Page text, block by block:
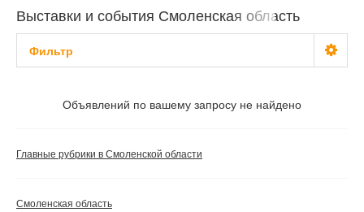
Выставки и события Смоленская область
Фильтр
Не важно
Частные
Объявлений по вашему запросу не найдено
Главные рубрики в Смоленской области
Смоленская область